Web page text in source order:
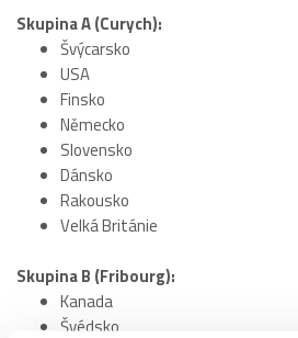
Skupina A (Curych):
Švýcarsko
USA
Finsko
Německo
Slovensko
Dánsko
Rakousko
Velká Británie
Skupina B (Fribourg):
Kanada
Švédsko